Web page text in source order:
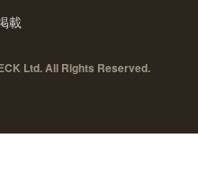
載
Ltd. All Rights Reserved.